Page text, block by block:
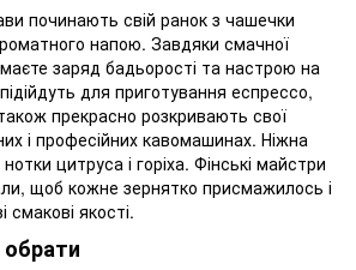
починають свій ранок з чашечки
напою. Завдяки смачної
заряд бадьорості та настрою на
для приготування еспрессо,
прекрасно розкривають свої
і професійних кавомашинах. Ніжна
цитруса і горіха. Фінські майстри
щоб кожне зернятко присмажилось і
смакові якості.
обрати